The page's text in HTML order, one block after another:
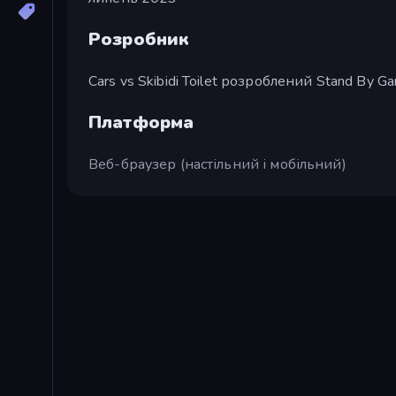
Розробник
Cars vs Skibidi Toilet розроблений Stand By
Платформа
Веб-браузер (настільний і мобільний)